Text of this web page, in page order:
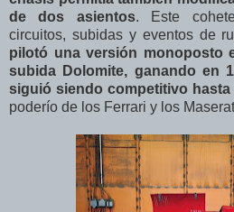
de dos asientos. Este
circuitos, subidas y eventos de
pilotó una versión monoposto
subida Dolomite, ganando en
siguió siendo competitivo hasta
poderío de los Ferrari y los